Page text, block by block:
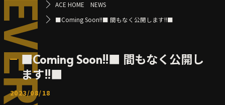
ACE HOME NEWS
■Coming Soon!!■ 間もなく公開します!!■
■Coming Soon!!■ 間もなく公開し
ます!!■
2023/08/18